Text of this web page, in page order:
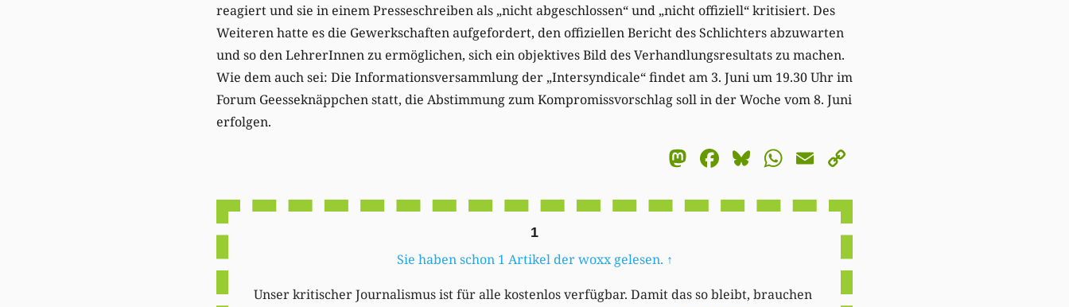
reagiert und sie in einem Presseschreiben als „nicht abgeschlossen“ und „nicht offiziell“ kritisiert. Des
Weiteren hatte es die Gewerkschaften aufgefordert, den offiziellen Bericht des Schlichters abzuwarten
und so den LehrerInnen zu ermöglichen, sich ein objektives Bild des Verhandlungsresultats zu machen.
Wie dem auch sei: Die Informationsversammlung der „Intersyndicale“ findet am 3. Juni um 19.30 Uhr im
Forum Geesseknäppchen statt, die Abstimmung zum Kompromissvorschlag soll in der Woche vom 8. Juni
erfolgen.
Mastodon
Facebook
Bluesky
WhatsApp
Email
1
Sie haben schon 1 Artikel der woxx gelesen. ↑
Unser kritischer Journalismus ist für alle kostenlos verfügbar. Damit das so bleibt, brauchen